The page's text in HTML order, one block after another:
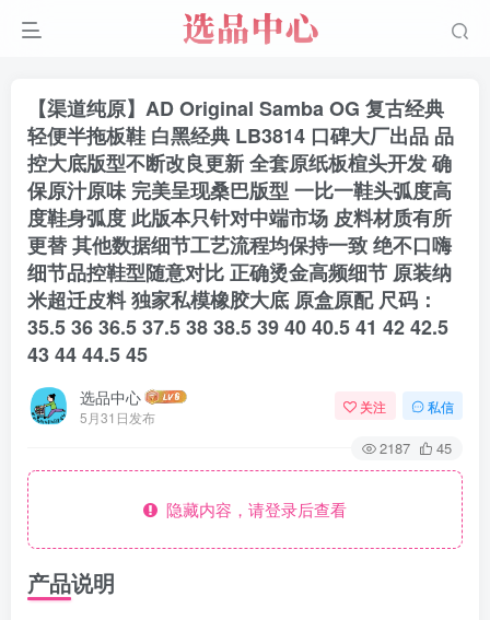
【渠道纯原】AD Original Samba OG 复古经典
轻便半拖板鞋 白黑经典 LB3814 口碑大厂出品 品
控大底版型不断改良更新 全套原纸板楦头开发 确
保原汁原味 完美呈现桑巴版型 一比一鞋头弧度高
度鞋身弧度 此版本只针对中端市场 皮料材质有所
更替 其他数据细节工艺流程均保持一致 绝不口嗨
细节品控鞋型随意对比 正确烫金高频细节 原装纳
米超迁皮料 独家私模橡胶大底 原盒原配 尺码：
35.5 36 36.5 37.5 38 38.5 39 40 40.5 41 42 42.5
43 44 44.5 45
选品中心
5月31日发布
关注 私信
2187 45
隐藏内容，请登录后查看
产品说明